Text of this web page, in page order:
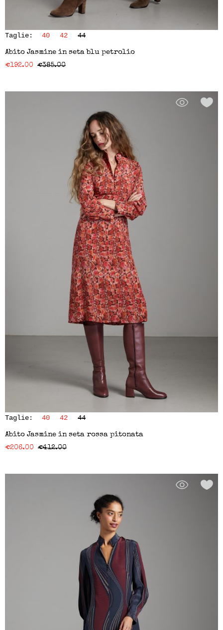
Taglie: 40 42 44
Abito Jasmine in seta blu petrolio
€192.00 €385.00
Taglie: 40 42 44
Abito Jasmine in seta rossa pitonata
€206.00 €412.00